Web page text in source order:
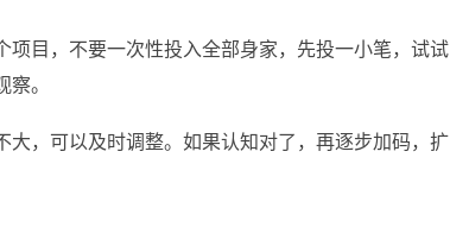
目，不要一次性投入全部身家，先投一小笔，试试
。
，可以及时调整。如果认知对了，再逐步加码，扩